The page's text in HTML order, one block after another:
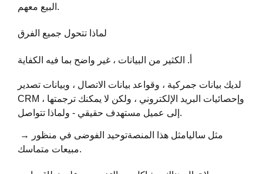
البيع معهم.
لماذا تتحول جميع الفرق
أ. الكثير من البيانات ، غير واضح بما فيه الكفاية
لديك بيانات جمركية ، وقواعد بيانات الاتصال ، وبيانات تصدير
CRM ، وإحصائيات البريد الإلكتروني ، ولكن لا يمكنك ترجمتها
إلى عميل مستهدف حقيقي - ولماذا تتواصل.
→ مثل ساليامثل هذا المنصةتوحيد الفوضى في منظور
مبيعات متماسك.